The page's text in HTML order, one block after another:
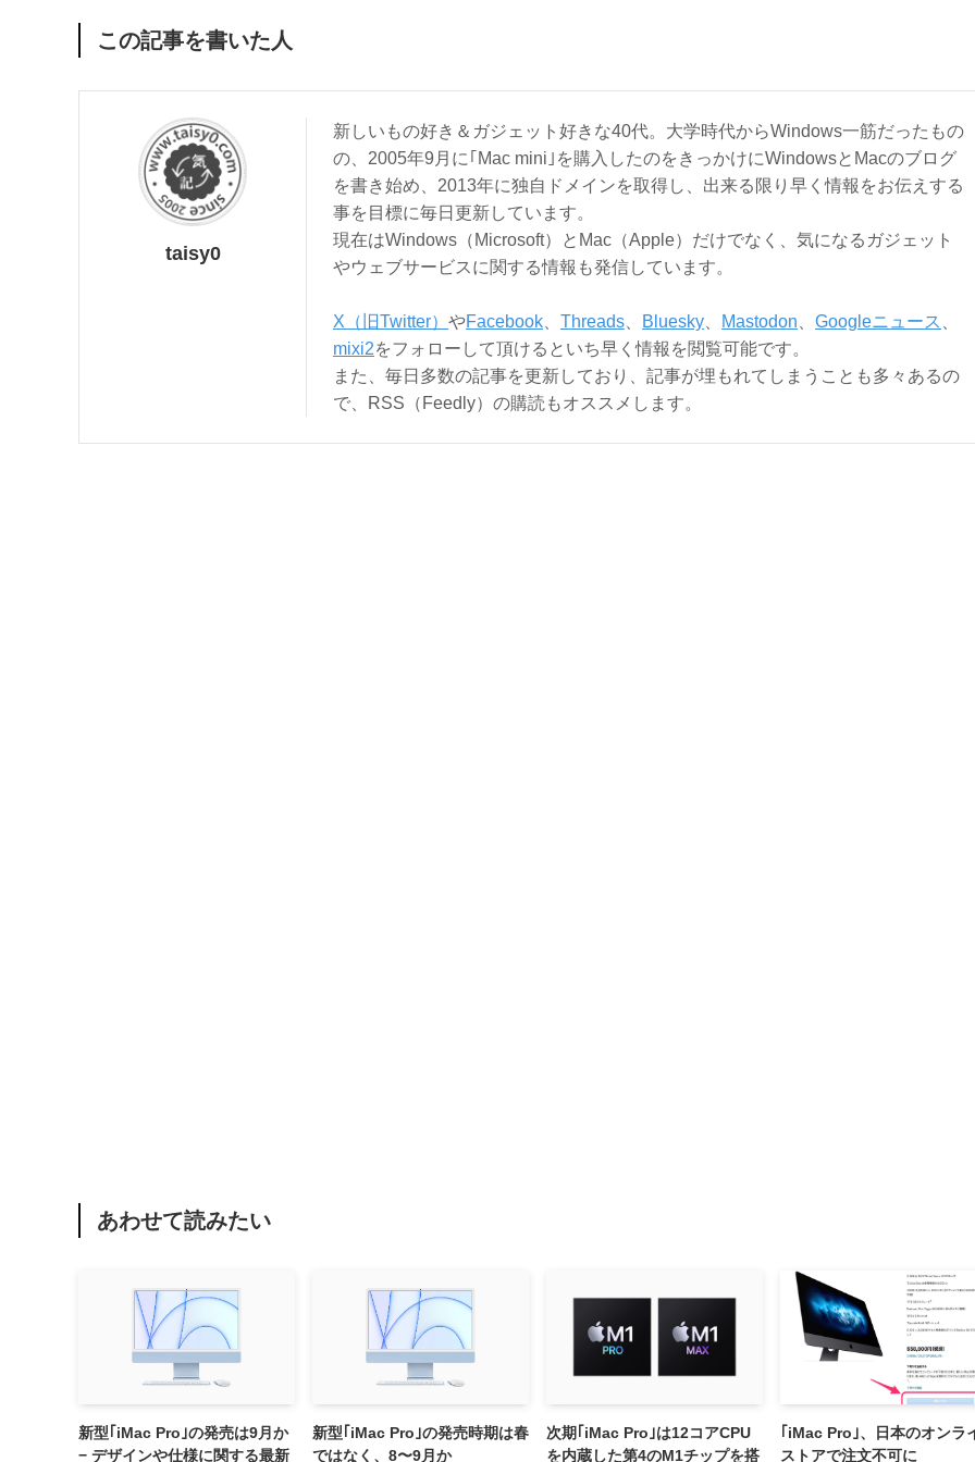
この記事を書いた人
taisy0
新しいもの好き＆ガジェット好きな40代。大学時代からWindows一筋だったもの
の、2005年9月に｢Mac mini｣を購入したのをきっかけにWindowsとMacのブログ
を書き始め、2013年に独自ドメインを取得し、出来る限り早く情報をお伝えする
事を目標に毎日更新しています。
現在はWindows（Microsoft）とMac（Apple）だけでなく、気になるガジェット
やウェブサービスに関する情報も発信しています。
X（旧Twitter） やFacebook Threads Bluesky Mastodon Googleニュース
mixi2をフォローして頂けるといち早く情報を閲覧可能です。
また、毎日多数の記事を更新しており、記事が埋もれてしまうことも多々あるの
で、RSS（Feedly）の購読もオススメします。
あわせて読みたい
新型｢iMac Pro｣の発売は9月か
− デザインや仕様に関する最新
新型｢iMac Pro｣の発売時期は春
ではなく、8〜9月か
次期｢iMac Pro｣は12コアCPU
を内蔵した第4のM1チップを搭
｢iMac Pro｣、日本のオンラ
ストアで注文不可に